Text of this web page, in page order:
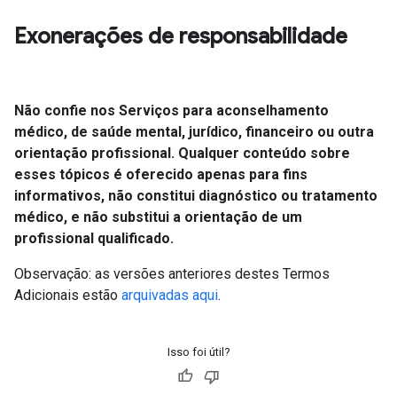
Exonerações de responsabilidade
Não confie nos Serviços para aconselhamento
médico, de saúde mental, jurídico, financeiro ou outra
orientação profissional. Qualquer conteúdo sobre
esses tópicos é oferecido apenas para fins
informativos, não constitui diagnóstico ou tratamento
médico, e não substitui a orientação de um
profissional qualificado.
Observação: as versões anteriores destes Termos
Adicionais estão arquivadas aqui.
Isso foi útil?